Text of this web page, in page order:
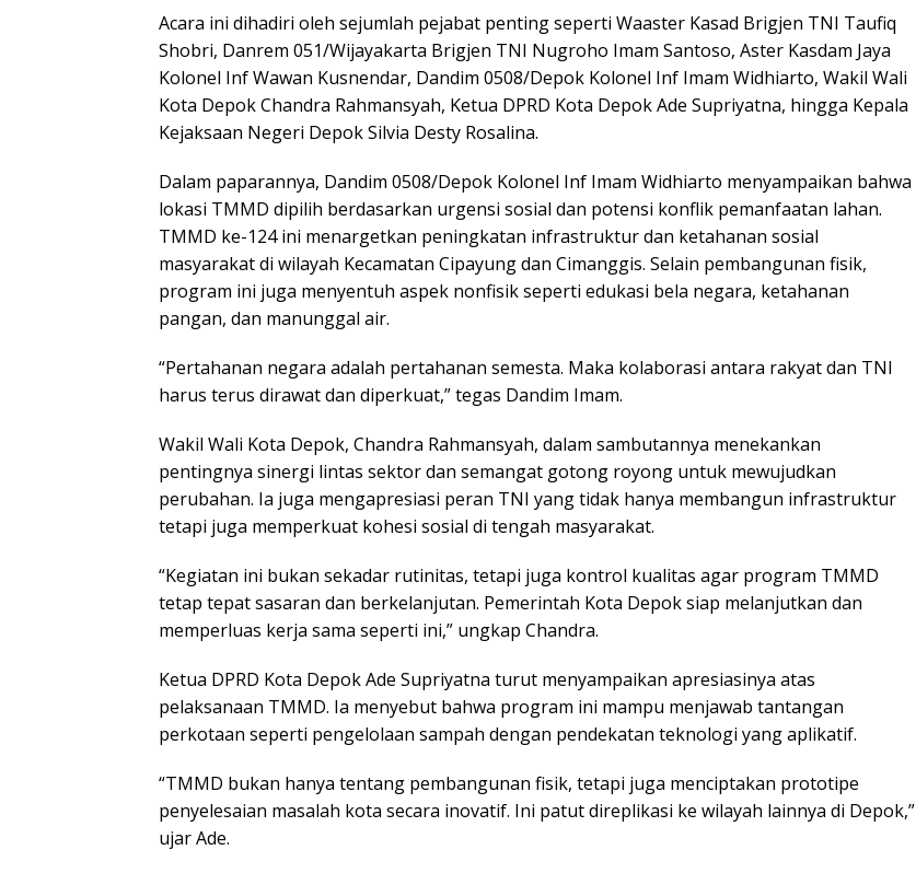
Acara ini dihadiri oleh sejumlah pejabat penting seperti Waaster Kasad Brigjen TNI Taufiq
Shobri, Danrem 051/Wijayakarta Brigjen TNI Nugroho Imam Santoso, Aster Kasdam Jaya
Kolonel Inf Wawan Kusnendar, Dandim 0508/Depok Kolonel Inf Imam Widhiarto, Wakil Wali
Kota Depok Chandra Rahmansyah, Ketua DPRD Kota Depok Ade Supriyatna, hingga Kepala
Kejaksaan Negeri Depok Silvia Desty Rosalina.
Dalam paparannya, Dandim 0508/Depok Kolonel Inf Imam Widhiarto menyampaikan bahwa
lokasi TMMD dipilih berdasarkan urgensi sosial dan potensi konflik pemanfaatan lahan.
TMMD ke-124 ini menargetkan peningkatan infrastruktur dan ketahanan sosial
masyarakat di wilayah Kecamatan Cipayung dan Cimanggis. Selain pembangunan fisik,
program ini juga menyentuh aspek nonfisik seperti edukasi bela negara, ketahanan
pangan, dan manunggal air.
“Pertahanan negara adalah pertahanan semesta. Maka kolaborasi antara rakyat dan TNI
harus terus dirawat dan diperkuat,” tegas Dandim Imam.
Wakil Wali Kota Depok, Chandra Rahmansyah, dalam sambutannya menekankan
pentingnya sinergi lintas sektor dan semangat gotong royong untuk mewujudkan
perubahan. Ia juga mengapresiasi peran TNI yang tidak hanya membangun infrastruktur
tetapi juga memperkuat kohesi sosial di tengah masyarakat.
“Kegiatan ini bukan sekadar rutinitas, tetapi juga kontrol kualitas agar program TMMD
tetap tepat sasaran dan berkelanjutan. Pemerintah Kota Depok siap melanjutkan dan
memperluas kerja sama seperti ini,” ungkap Chandra.
Ketua DPRD Kota Depok Ade Supriyatna turut menyampaikan apresiasinya atas
pelaksanaan TMMD. Ia menyebut bahwa program ini mampu menjawab tantangan
perkotaan seperti pengelolaan sampah dengan pendekatan teknologi yang aplikatif.
“TMMD bukan hanya tentang pembangunan fisik, tetapi juga menciptakan prototipe
penyelesaian masalah kota secara inovatif. Ini patut direplikasi ke wilayah lainnya di Depok,”
ujar Ade.